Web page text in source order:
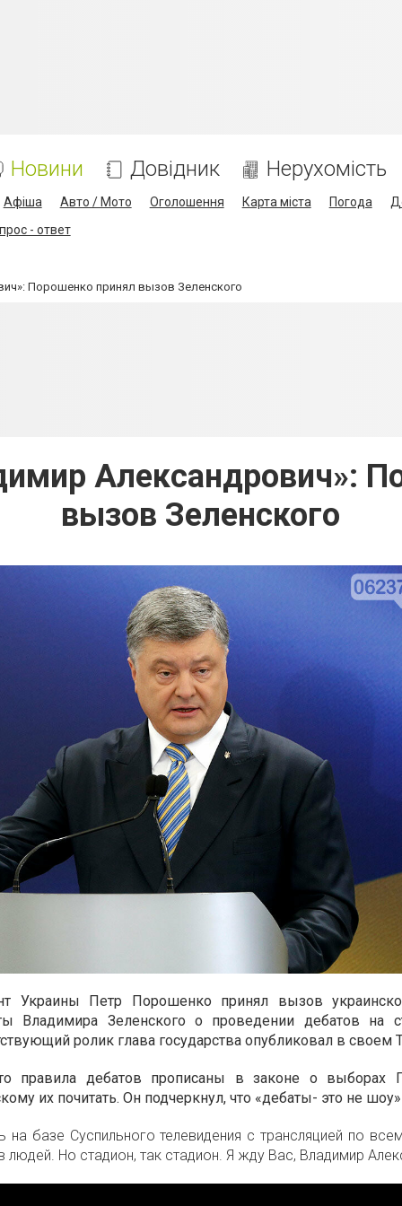
Новини Довідник Нерухомість
Афіша Авто / Мото Оголошення Карта міста Погода
- ответ
Порошенко принял вызов Зеленского
Александрович»:
вызов Зеленского
Украины Петр Порошенко принял вызов
Владимира Зеленского о проведении дебатов на
ролик глава государства опубликовал в своем
правила дебатов прописаны в законе о выборах
их почитать. Он подчеркнул, что «дебаты- это не
на базе Суспильного телевидения с трансляцией по
людей. Но стадион, так стадион. Я жду Вас, Владимир